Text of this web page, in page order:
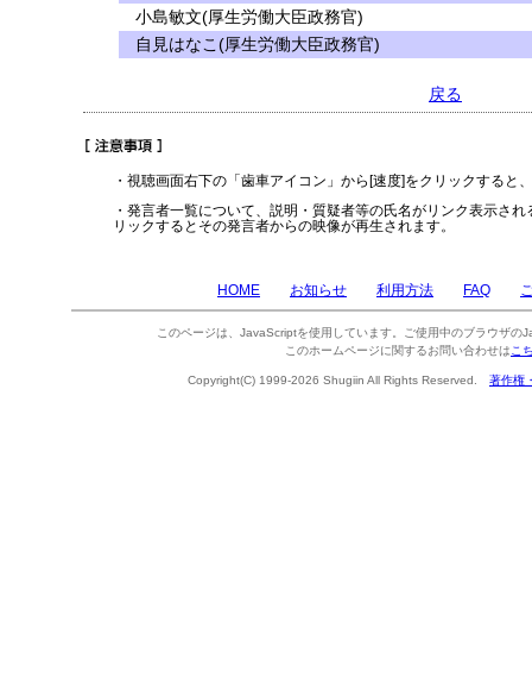
小島敏文(厚生労働大臣政務官)
自見はなこ(厚生労働大臣政務官)
戻る
・視聴画面右下の「歯車アイコン」から[速度]をクリックすると
・発言者一覧について、説明・質疑者等の氏名がリンク表示さ
リックするとその発言者からの映像が再生されます。
HOME お知らせ 利用方法 FAQ
このページは、JavaScriptを使用しています。ご使用中のブラウザの
このホームページに関するお問い合わせは こ
Copyright(C) 1999-2026 Shugiin All Rights Reserved. 著作権